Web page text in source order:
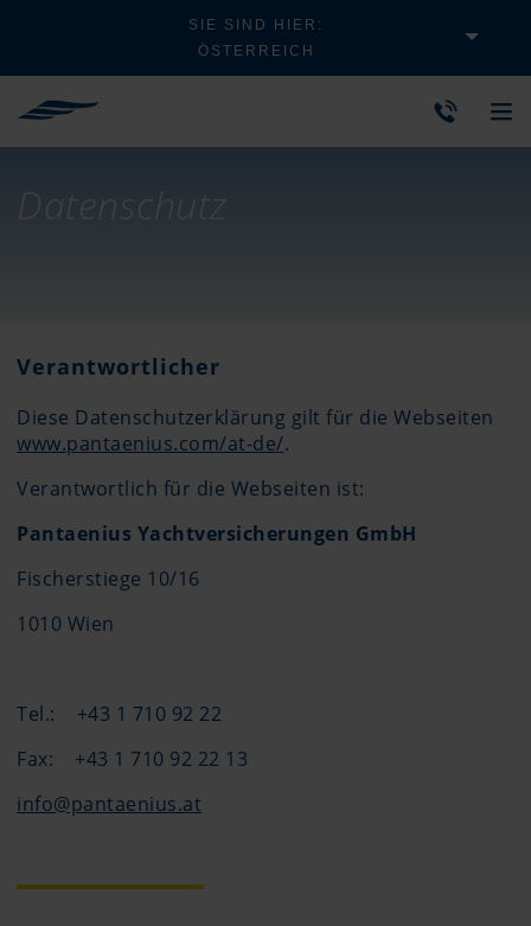
SIE SIND HIER:
ÖSTERREICH
Datenschutz
Verantwortlicher
Diese Datenschutzerklärung gilt für die Webseiten
www.pantaenius.com/at-de/.
Verantwortlich für die Webseiten ist:
Pantaenius Yachtversicherungen GmbH
Fischerstiege 10/16
1010 Wien
Tel.: +43 1 710 92 22
Fax: +43 1 710 92 22 13
info@pantaenius.at